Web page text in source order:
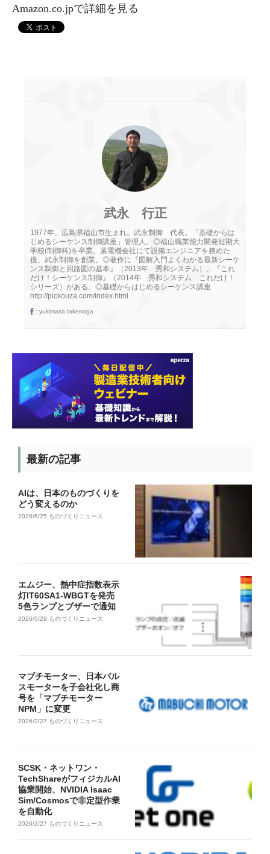
Amazon.co.jpで詳細を見る
武永 行正
1977年、広島県福山市生まれ。武永制御 代表。「基礎からは
じめるシーケンス制御講座」管理人。◎福山職業能力開発短期大
学校(制御科)を卒業。某電機会社にて設備エンジニアを務めた
後、武永制御を創業。◎著作に『図解入門よくわかる最新シーケ
ンス制御と回路図の基本』（2013年 秀和システム）、『これ
だけ！シーケンス制御』（2014年 秀和システム これだけ！
シリーズ）がある。◎基礎からはじめるシーケンス講座
http://plckouza.com/index.html
: yukimasa.takenaga
最新の記事
AIは、日本のものづくりを
どう変えるのか
2026/6/25 ものづくりニュース
エムジー、熱中症指数表示
灯IT60SA1-WBGTを発売
5色ランプとブザーで通知
2026/5/29 ものづくりニュース
マブチモーター、日本パル
スモーターを子会社化し商
号を「マブチモーター
NPM」に変更
2026/2/27 ものづくりニュース
SCSK・ネットワン・
TechShareがフィジカルAI
協業開始、NVIDIA Isaac
Sim/Cosmosで非定型作業
を自動化
2026/2/27 ものづくりニュース